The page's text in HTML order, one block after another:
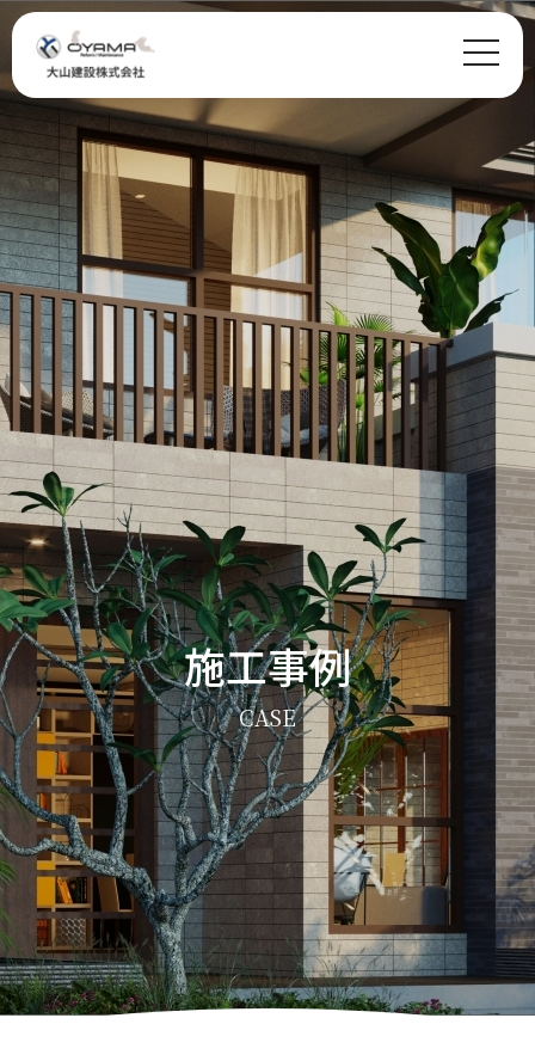
Warning: Undefined variable $class in
/home/glafs/oyamakensetsu.com/public_html/wp-
content/themes/oyama/header.php
class="archive date post-type-archive post-type-archive-case wp-theme-oyama">
施工事例
CASE